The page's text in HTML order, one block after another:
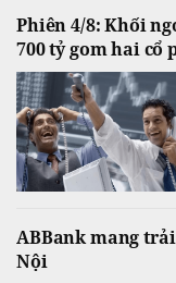
Phiên 4/8: Khối
700 tỷ gom hai cổ
ABBank mang
Nội